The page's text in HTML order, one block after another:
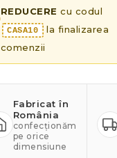
REDUCERE cu codul
CASA10 la finalizarea
comenzii
Fabricat în
România
confecționăm
pe orice
dimensiune